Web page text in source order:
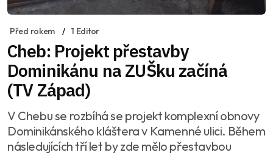
Před rokem 1 Editor
Cheb: Projekt přestavby
Dominikánu na ZUŠku začíná
(TV Západ)
V Chebu se rozbíhá se projekt komplexní obnovy
Dominikánského kláštera v Kamenné ulici. Během
následujících tří let by zde mělo přestavbou